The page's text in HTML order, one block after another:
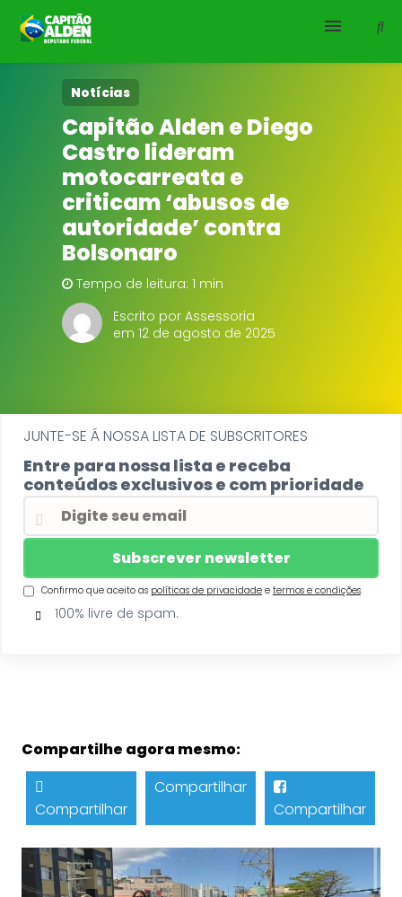
HOME
NOTÍCIAS
BIOGRAFIA
DOWNLOADS
EMENDAS
PROJETOS
Notícias
Capitão Alden e Diego
Castro lideram
motocarreata e
criticam ‘abusos de
autoridade’ contra
Bolsonaro
Tempo de leitura: 1 min
Escrito por Assessoria
em 12 de agosto de 2025
JUNTE-SE Á NOSSA LISTA DE SUBSCRITORES
Entre para nossa lista e receba
conteúdos exclusivos e com prioridade
Confirmo que aceito as políticas de privacidadee termos e condições.
100% livre de spam.
Compartilhe agora mesmo:
Compartilhar
Compartilhar
Compartilhar